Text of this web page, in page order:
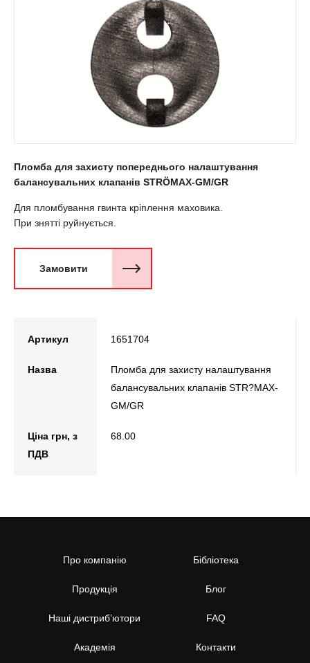
Пломба для захисту попереднього налаштування
балансувальних клапанів STRÖMAX-GМ/GR
Для пломбування гвинта кріплення маховика.
При знятті руйнується.
Замовити
Артикул 1651704
Назва
Пломба для захисту налаштування
балансувальних клапанів STR?MAX-
GМ/GR
Ціна грн, з
ПДВ
68.00
Про компанію
Продукція
Наші дистриб’ютори
Академія
Бібліотека
Блог
FAQ
Контакти